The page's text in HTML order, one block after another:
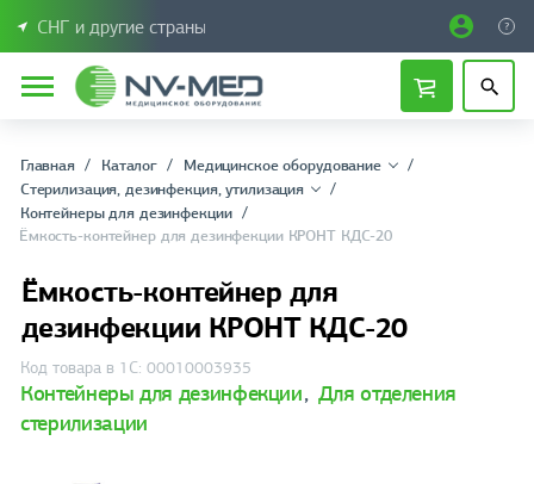
СНГ и другие страны
Главная Каталог
Медицинское оборудование
Стерилизация, дезинфекция, утилизация
Контейнеры для дезинфекции
Ёмкость-контейнер для дезинфекции КРОНТ КДС-20
Ёмкость-контейнер для
дезинфекции КРОНТ КДС-20
Код товара в 1С: 00010003935
Контейнеры для дезинфекции, Для отделения
стерилизации